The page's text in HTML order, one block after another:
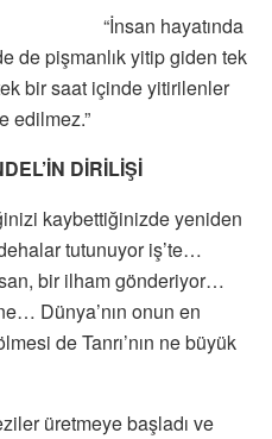
“İnsan hayatında
de pişmanlık yitip giden tek
bir saat içinde yitirilenler
edilmez.”
DİRİLİŞİ
kaybettiğinizde yeniden
tutunuyor iş’te…
bir ilham gönderiyor…
Dünya’nın onun en
de Tanrı’nın ne büyük
üretmeye başladı ve